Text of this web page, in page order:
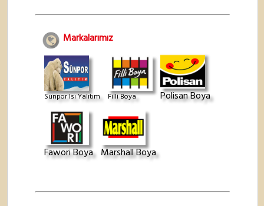
Markalarımız
Sunpor Isı Yalıtım Filli Boya Polisan Boya
Fawori Boya Marshall Boya